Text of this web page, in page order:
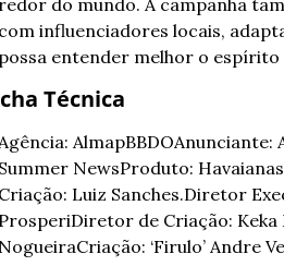
do mundo. A campanha
influenciadores locais,
entender melhor o espírito
Técnica
AlmapBBDOAnunciante:
NewsProduto:
Luiz Sanches.Diretor
de Criação:
‘Firulo’ Andre